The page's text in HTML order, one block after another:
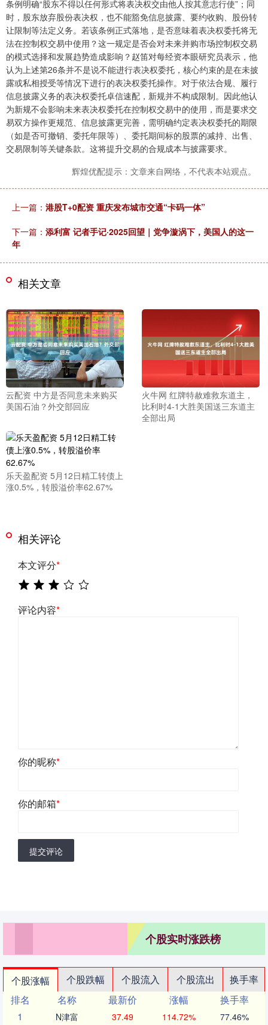
条例明确“股东不得以任何形式将表决权交由他人按其意志行使”；同
时，股东放弃股份表决权，也不能豁免信息披露、要约收购、股份转
让限制等法定义务。若该条例正式落地，是否意味着表决权委托将无
法在控制权交易中使用？这一规定是否会对未来并购市场控制权交易
的模式选择和发展趋势造成影响？赵笛对每经资本眼研究员表示，他
认为上述第26条并不是说不能进行表决权委托，核心约束的是在未披
露或私相授受等情况下进行的表决权委托操作。对于依法合规、履行
信息披露义务的表决权委托卓信速配，新规并不构成限制。因此他认
为新规不会影响未来表决权委托在控制权交易中的使用，而是要求交
易双方操作更规范、信息披露更完善，需明确约定表决权委托的期限
（如是否可撤销、委托年限等）、委托期间标的股票的减持、出售、
交易限制等关键条款。这将提升交易的合规成本与披露要求。
辉煌优配提示：文章来自网络，不代表本站观点。
上一篇： 港股T+0配资 重庆发布城市交通“卡码一体”
下一篇： 添利富 记者手记·2025回望｜党争漩涡下，美国人的这一
年
相关文章
云配资 中方是否同意未来购买
美国石油？外交部回应
火牛网 红牌特赦难救东道主，
比利时4-1大胜美国送三东道主
全部出局
乐天盈配资 5月12日精工转债上
涨0.5%，转股溢价率62.67%
相关评论
本文评分*
评论内容*
你的昵称*
你的邮箱*
提交评论
个股实时涨跌榜
个股涨幅 个股跌幅 个股流入 个股流出
换手率
排名
名称 最新价 涨幅
换手率
1
N津富 37.49 114.72% 77.46%